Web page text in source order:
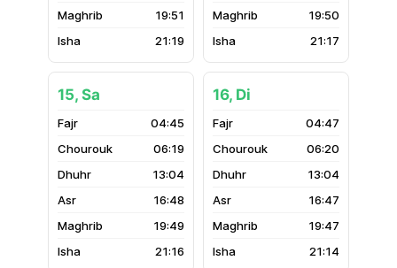
19:51
21:19
19:50
21:17
15, Sa
04:45
06:19
13:04
16:48
19:49
21:16
16, Di
04:47
06:20
13:04
16:47
19:47
21:14